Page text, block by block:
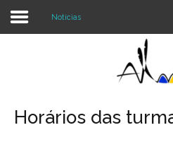
Register
Notícias
Horários das